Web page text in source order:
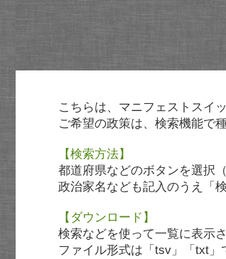
こちらは、マニフェストスイ
ご希望の政策は、検索機能で
【検索方法】
都道府県などのボタンを選択
政治家名なども記入のうえ「
【ダウンロード】
検索などを使って一覧に表示
ファイル形式は「tsv」「txt